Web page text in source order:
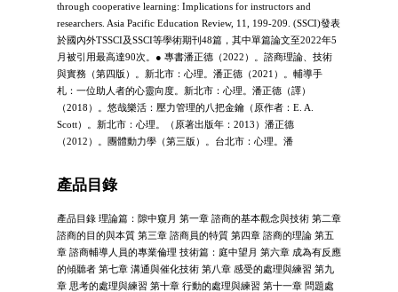
through cooperative learning: Implications for instructors and
researchers. Asia Pacific Education Review, 11, 199-209. (SSCI)發表
於國內外TSSCI及SSCI等學術期刊48篇，其中單篇論文至2022年5
月被引用最高達90次。● 專書潘正德（2022）。諮商理論、技術
與實務（第四版）。新北市：心理。潘正德（2021）。輔導手
札：一位助人者的心靈向度。新北市：心理。潘正德（譯）
（2018）。悠哉樂活：壓力管理的八把金鑰（原作者：E. A.
Scott）。新北市：心理。（原著出版年：2013）潘正德
（2012）。團體動力學（第三版）。台北市：心理。潘
產品目錄
產品目錄 理論篇：隙中窺月 第一章 諮商的基本觀念與技術 第二章
諮商的目的與本質 第三章 諮商員的特質 第四章 諮商的理論 第五
章 諮商輔導人員的專業倫理 技術篇：庭中望月 第六章 成為有反應
的傾聽者 第七章 溝通與催化技術 第八章 感受的處理與練習 第九
章 思考的處理與練習 第十章 行動的處理與練習 第十一章 問題處